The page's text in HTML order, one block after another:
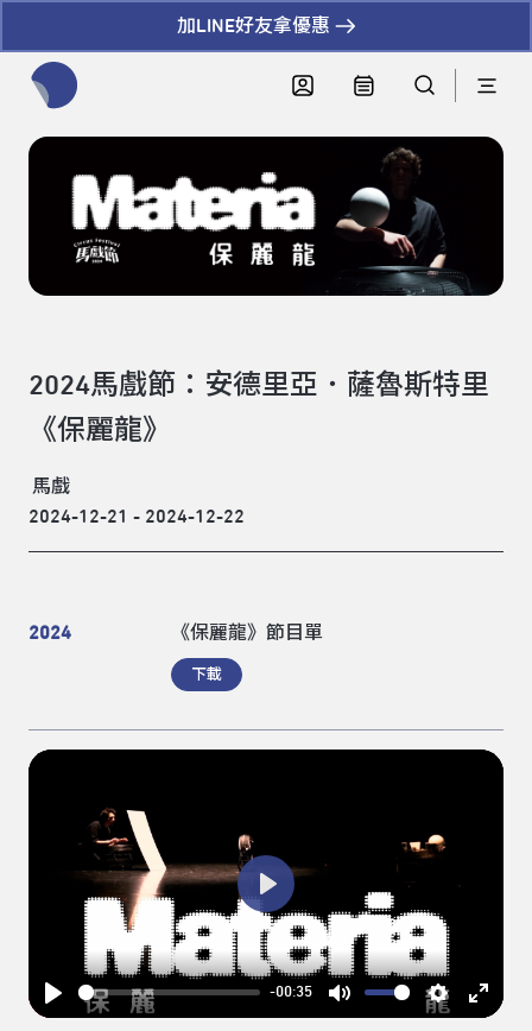
加LINE好友拿優惠
2024馬戲節：安德里亞．薩魯斯特里
《保麗龍》
馬戲
2024-12-21 - 2024-12-22
2024 《保麗龍》節目單
下載
Play
-00:35
Mute SettingsEnter
Play